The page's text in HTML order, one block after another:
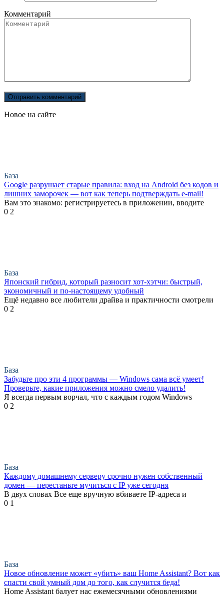
Комментарий
Новое на сайте
База
Google разрушает старые правила: вход на Android без кодов и
лишних заморочек — вот как теперь подтверждать e-mail!
Вам это знакомо: регистрируетесь в приложении, вводите
0 2
База
Японский гибрид, который разносит хот-хэтчи: быстрый,
экономичный и по-настоящему удобный
Ещё недавно все любители драйва и практичности смотрели
0 2
База
Забудьте про эти 4 программы — Windows сама всё умеет!
Проверьте, какие приложения можно смело удалить!
Я всегда первым ворчал, что с каждым годом Windows
0 2
База
Каждому домашнему серверу срочно нужен собственный
домен — перестаньте мучиться с IP уже сегодня
В двух словах Все еще вручную вбиваете IP-адреса и
0 1
База
Новое обновление может «убить» ваш Home Assistant? Вот как
спасти свой умный дом до того, как случится беда!
Home Assistant балует нас ежемесячными обновлениями